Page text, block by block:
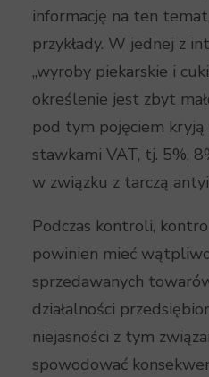
informację na ten
przykłady. W jednej z
„wyroby piekarskie i
określenie jest zbyt
pod tym pojęciem
stawkami VAT, tj. 5%,
w związku z tarczą
Podczas kontroli,
powinien mieć
sprzedawanych
działalności
niejasności z tym
spowodować